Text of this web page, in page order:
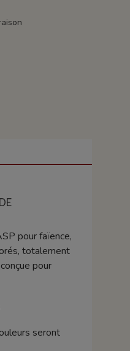
pour faïence,
totalement
pour
seront